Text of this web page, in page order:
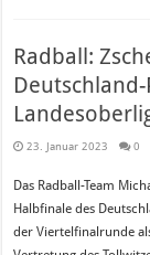
Radball:
23. Januar 2023 0
Das Radball-Team
Halbfinale des
der Viertelfinalrunde